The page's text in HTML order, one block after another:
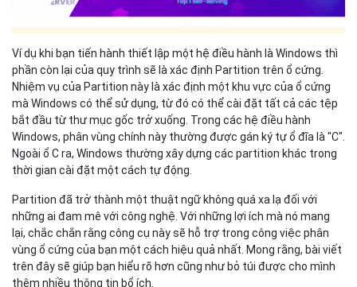
Ví dụ khi bạn tiến hành thiết lập một hệ điều hành là Windows thì
phần còn lại của quy trình sẽ là xác định Partition trên ổ cứng.
Nhiệm vụ của Partition này là xác định một khu vực của ổ cứng
mà Windows có thể sử dụng, từ đó có thể cài đặt tất cả các tệp
bắt đầu từ thư mục gốc trở xuống. Trong các hệ điều hành
Windows, phân vùng chính này thường được gán ký tự ổ đĩa là "C".
Ngoài ổ C ra, Windows thường xây dựng các partition khác trong
thời gian cài đặt một cách tự động.
Partition đã trở thành một thuật ngữ không quá xa lạ đối với
những ai đam mê với công nghệ. Với những lợi ích mà nó mang
lại, chắc chắn rằng công cụ này sẽ hỗ trợ trong công việc phân
vùng ổ cứng của bạn một cách hiệu quả nhất. Mong rằng, bài viết
trên đây sẽ giúp bạn hiểu rõ hơn cũng như bỏ túi được cho mình
thêm nhiều thông tin bổ ích.